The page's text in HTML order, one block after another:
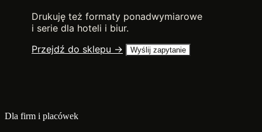
Drukuję też formaty ponadwymiarowe
i serie dla hoteli i biur.
Przejdź do sklepu →
Wyślij zapytanie
Dla firm i placówek